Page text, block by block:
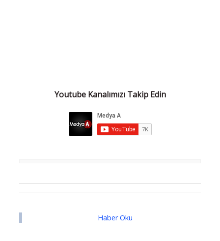
Youtube Kanalımızı Takip Edin
Haber Oku